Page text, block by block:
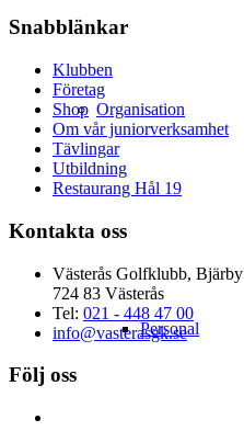
Organisation
Personal
Snabblänkar
Klubben
Företag
Shop
Om vår juniorverksamhet
Tävlingar
Utbildning
Restaurang Hål 19
Kontakta oss
Västerås Golfklubb, Bjärby
724 83 Västerås
Tel: 021 - 448 47 00
info@vasterasgk.se
Följ oss